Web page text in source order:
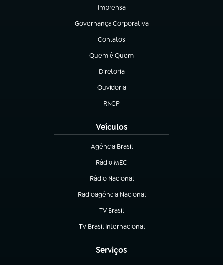
Imprensa
(abre em nova aba)
Governança Corporativa
(abre em nova aba)
Contatos
(abre em nova aba)
Quem é Quem
(abre em nova aba)
Diretoria
(abre em nova aba)
Ouvidoria
(abre em nova aba)
RNCP
(abre em nova aba)
Veículos
Agência Brasil
(abre em nova aba)
Rádio MEC
(abre em nova aba)
Rádio Nacional
Radioagência Nacional
(abre em nova aba)
TV Brasil
(abre em nova aba)
TV Brasil Internacional
(abre em nova aba)
Serviços